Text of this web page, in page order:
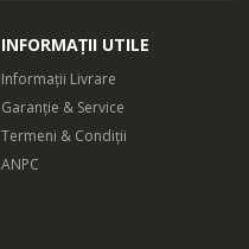
INFORMAȚII UTILE
Informații Livrare
Garanție & Service
Termeni & Condiții
ANPC